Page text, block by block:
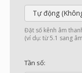
Tự động
Đặt số kênh âm
(ví dụ: từ 5.1 sang
Tần số: